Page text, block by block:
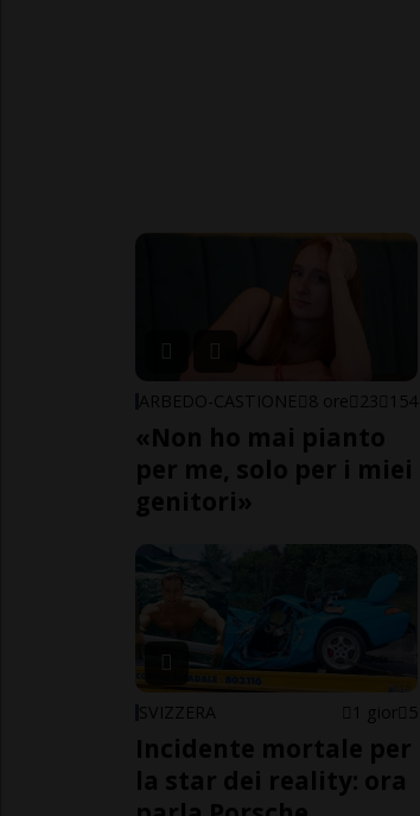
ARBEDO-CASTIONE 8 ore 23 154
«Non ho mai pianto
per me, solo per i miei
genitori»
SVIZZERA 1 gior 5
Incidente mortale per
la star dei reality: ora